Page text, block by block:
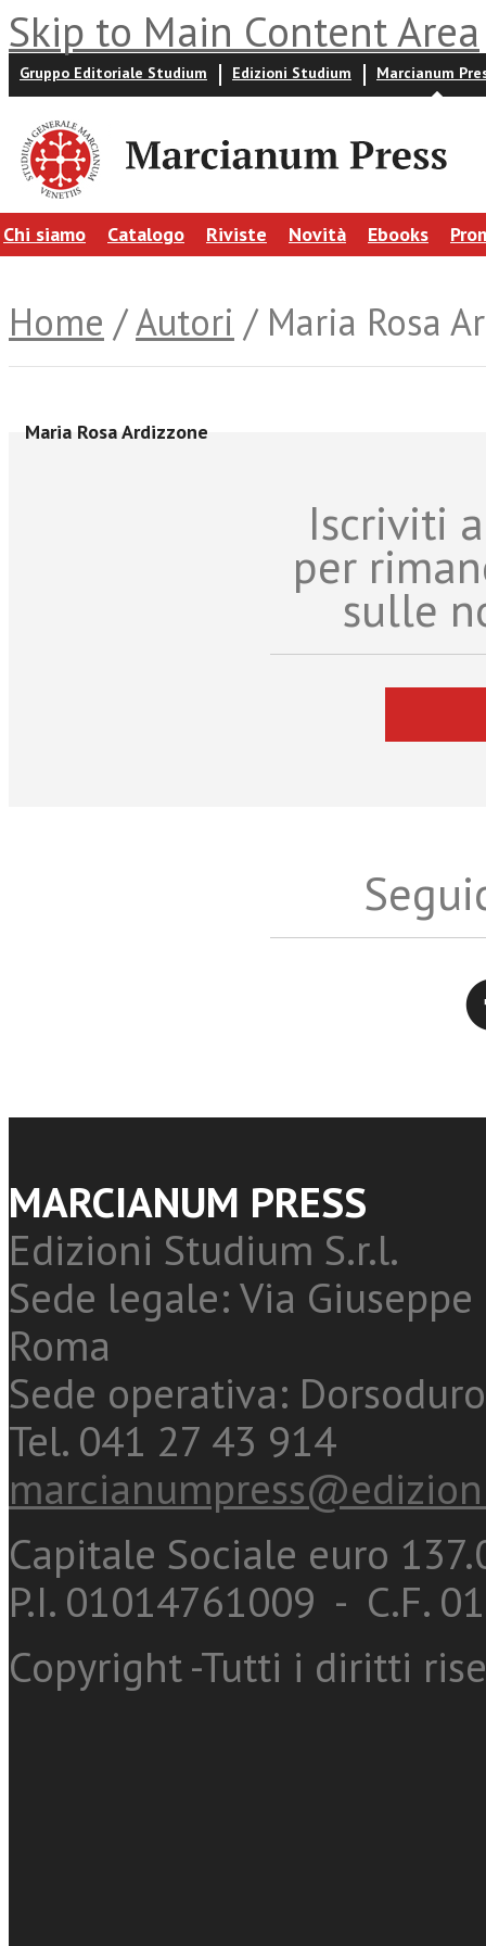
Skip to Main Content Area
Gruppo Editoriale Studium Edizioni Studium Marcianum
Chi siamo Catalogo Riviste Novità Ebooks
Home /Autori / Maria Rosa
Maria Rosa Ardizzone
Iscriviti
per
sulle
MARCIANUM PRESS
Edizioni Studium S.r.l.
Sede legale: Via
Roma
Sede operativa:
Tel. 041 27 43 914
Capitale Sociale euro
P.I. 01014761009 - C.F.
Copyright -Tutti i diritti